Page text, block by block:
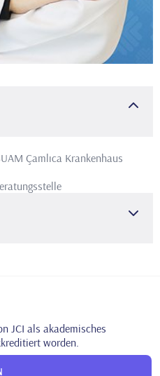
Çamlıca Krankenhaus
JCI als akademisches
worden.